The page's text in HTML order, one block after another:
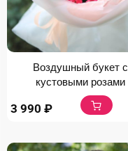
Воздушный букет с
кустовыми розами
3 990 ₽